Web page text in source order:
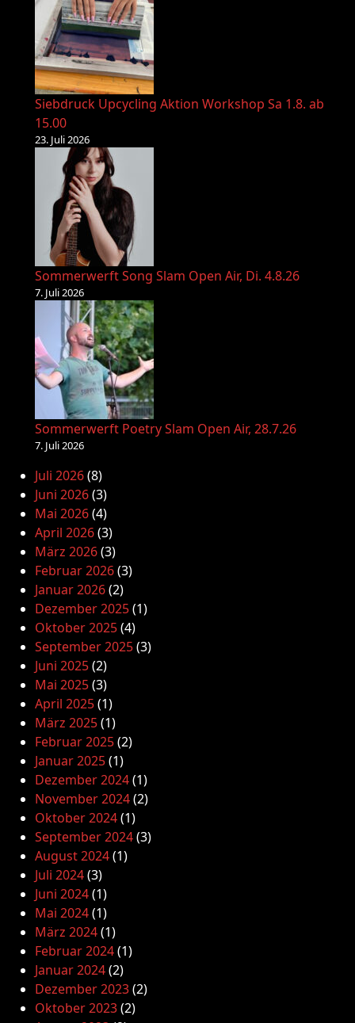
Siebdruck Upcycling Aktion Workshop Sa 1.8. ab
15.00
23. Juli 2026
Sommerwerft Song Slam Open Air, Di. 4.8.26
7. Juli 2026
Sommerwerft Poetry Slam Open Air, 28.7.26
7. Juli 2026
Juli 2026(8)
Juni 2026(3)
Mai 2026(4)
April 2026(3)
März 2026(3)
Februar 2026(3)
Januar 2026(2)
Dezember 2025(1)
Oktober 2025(4)
September 2025(3)
Juni 2025(2)
Mai 2025(3)
April 2025(1)
März 2025(1)
Februar 2025(2)
Januar 2025(1)
Dezember 2024(1)
November 2024(2)
Oktober 2024(1)
September 2024(3)
August 2024(1)
Juli 2024(3)
Juni 2024(1)
Mai 2024(1)
März 2024(1)
Februar 2024(1)
Januar 2024(2)
Dezember 2023(2)
Oktober 2023(2)